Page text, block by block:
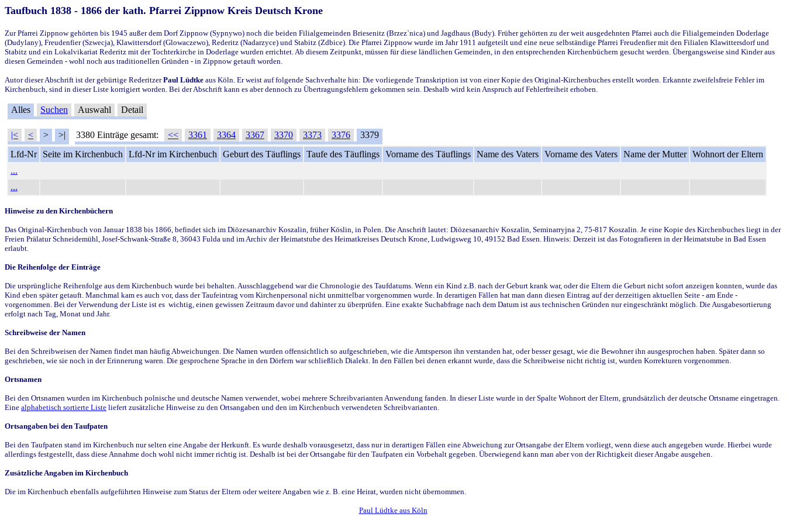
Taufbuch 1838 - 1866 der kath. Pfarrei Zippnow Kreis Deutsch Krone
Zur Pfarrei Zippnow gehörten bis 1945 außer dem Dorf Zippnow (Sypnywo) noch die beiden Filialgemeinden Briesenitz (Brzez`nica) und Jagdhaus (Budy). Früher gehörten zu der weit ausgedehnten Pfarrei auch die Filialgemeinden Doderlage
(Dudylany), Freudenfier (Szwecja), Klawittersdorf (Glowaczewo), Rederitz (Nadarzyce) und Stabitz (Zdbice). Die Pfarrei Zippnow wurde im Jahr 1911 aufgeteilt und eine neue selbständige Pfarrei Freudenfier mit den Filialen Klawittersdorf und
Stabitz und ein Lokalvikariat Rederitz mit der Tochterkirche in Doderlage wurden errichtet. Ab diesem Zeitpunkt, müssen für diese ländlichen Gemeinden, in den entsprechenden Kirchenbüchern gesucht werden. Übergangsweise sind Kinder aus
diesen Gemeinden - wohl noch aus traditionellen Gründen - in Zippnow getauft worden.
Autor dieser Abschrift ist der gebürtige RederitzerPaul Lüdtke aus Köln. Er weist auf folgende Sachverhalte hin: Die vorliegende Transkription ist von einer Kopie des Original-Kirchenbuches erstellt worden. Erkannte zweifelsfreie Fehler im
Kirchenbuch, sind in dieser Liste korrigiert worden. Bei der Abschrift kann es aber dennoch zu Übertragungsfehlern gekommen sein. Deshalb wird kein Anspruch auf Fehlerfreiheit erhoben.
Alles Suchen Auswahl Detail
|< < > >| 3380 Einträge gesamt: << 3361 3364 3367 3370 3373 3376
3379
Lfd-Nr
Seite im Kirchenbuch Lfd-Nr im Kirchenbuch Geburt des Täuflings Taufe des Täuflings Vorname des Täuflings Name des Vaters Vorname des Vaters Name der Mutter Wohnort der Eltern
...
...
Hinweise zu den Kirchenbüchern
Das Original-Kirchenbuch von Januar 1838 bis 1866, befindet sich im Diözesanarchiv Koszalin, früher Köslin, in Polen. Die Anschrift lautet: Diözesanarchiv Koszalin, Seminarryjna 2, 75-817 Koszalin. Je eine Kopie des Kirchenbuches liegt in der
Freien Prälatur Schneidemühl, Josef-Schwank-Straße 8, 36043 Fulda und im Archiv der Heimatstube des Heimatkreises Deutsch Krone, Ludwigsweg 10, 49152 Bad Essen. Hinweis: Derzeit ist das Fotografieren in der Heimatstube in Bad Essen
erlaubt.
Die Reihenfolge der Einträge
Die ursprüngliche Reihenfolge aus dem Kirchenbuch wurde bei behalten. Ausschlaggebend war die Chronologie des Taufdatums. Wenn ein Kind z.B. nach der Geburt krank war, oder die Eltern die Geburt nicht sofort anzeigen konnten, wurde das
Kind eben später getauft. Manchmal kam es auch vor, dass der Taufeintrag vom Kirchenpersonal nicht unmittelbar vorgenommen wurde. In derartigen Fällen hat man dann diesen Eintrag auf der derzeitigen aktuellen Seite - am Ende -
vorgenommen. Bei der Verwendung der Liste ist es wichtig, einen gewissen Zeitraum davor und dahinter zu überprüfen. Eine exakte Suchabfrage nach dem Datum ist aus technischen Gründen nur eingeschränkt möglich. Die Ausgabesortierung
erfolgt nach Tag, Monat und Jahr.
Schreibweise der Namen
Bei den Schreibweisen der Namen findet man häufig Abweichungen. Die Namen wurden offensichtlich so aufgeschrieben, wie die Amtsperson ihn verstanden hat, oder besser gesagt, wie die Bewohner ihn ausgesprochen haben. Später dann so
geschrieben, wie sie noch in der Erinnerung waren. Die gesprochene Sprache in den Dörfern war schließlich Dialekt. In den Fällen bei denen erkannt wurde, dass die Schreibweise nicht richtig ist, wurden Korrekturen vorgenommen.
Ortsnamen
Bei den Ortsnamen wurden im Kirchenbuch polnische und deutsche Namen verwendet, wobei mehrere Schreibvarianten Anwendung fanden. In dieser Liste wurde in der Spalte Wohnort der Eltern, grundsätzlich der deutsche Ortsname eingetragen.
Eine alphabetisch sortierte Liste liefert zusätzliche Hinweise zu den Ortsangaben und den im Kirchenbuch verwendeten Schreibvarianten.
Ortsangaben bei den Taufpaten
Bei den Taufpaten stand im Kirchenbuch nur selten eine Angabe der Herkunft. Es wurde deshalb vorausgesetzt, dass nur in derartigen Fällen eine Abweichung zur Ortsangabe der Eltern vorliegt, wenn diese auch angegeben wurde. Hierbei wurde
allerdings festgestellt, dass diese Annahme doch wohl nicht immer richtig ist. Deshalb ist bei der Ortsangabe für den Taufpaten ein Vorbehalt gegeben. Überwiegend kann man aber von der Richtigkeit dieser Angabe ausgehen.
Zusätzliche Angaben im Kirchenbuch
Die im Kirchenbuch ebenfalls aufgeführten Hinweise zum Status der Eltern oder weitere Angaben wie z. B. eine Heirat, wurden nicht übernommen.
Paul Lüdtke aus Köln